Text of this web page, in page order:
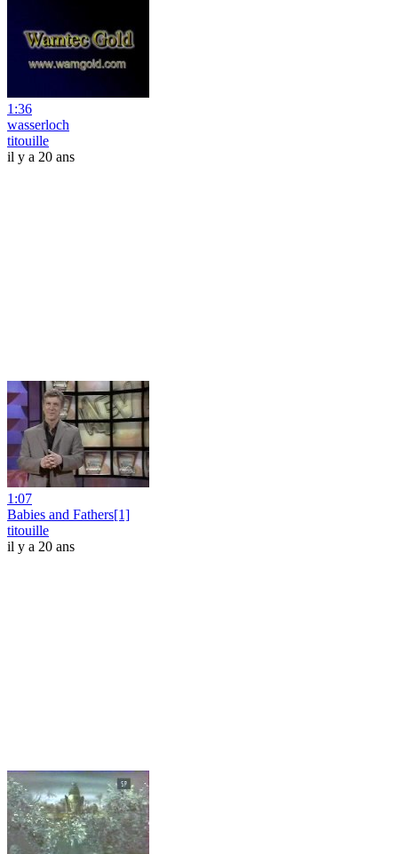
1:36
wasserloch
titouille
il y a 20 ans
1:07
Babies and Fathers[1]
titouille
il y a 20 ans